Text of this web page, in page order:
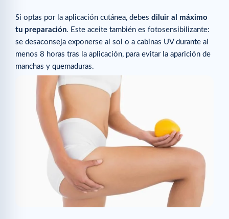
Si optas por la aplicación cutánea, debes diluir al máximo
tu preparación. Este aceite también es fotosensibilizante:
se desaconseja exponerse al sol o a cabinas UV durante al
menos 8 horas tras la aplicación, para evitar la aparición de
manchas y quemaduras.